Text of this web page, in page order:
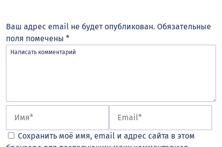
Ваш адрес email не будет опубликован. Обязательные
поля помечены *
Сохранить моё имя, email и адрес сайта в этом